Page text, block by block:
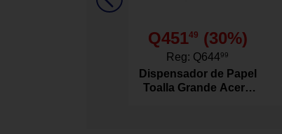
Incluye Led Integrado
Incluye Transformador Si
Sylvania
Q45149 (30%)
Reg: Q64499
Dispensador de Papel
Toalla Grande Acero